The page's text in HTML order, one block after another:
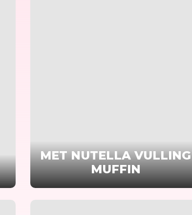
MET NUTELLA VULLING
MUFFIN